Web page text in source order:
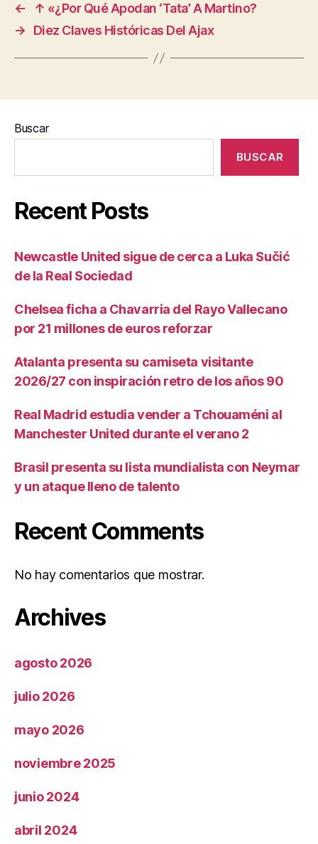
←
↑ «¿Por Qué Apodan ‘Tata’ A Martino?
→
Diez Claves Históricas Del Ajax
Buscar
BUSCAR
Recent Posts
Newcastle United sigue de cerca a Luka Sučić
de la Real Sociedad
Chelsea ficha a Chavarria del Rayo Vallecano
por 21 millones de euros reforzar
Atalanta presenta su camiseta visitante
2026/27 con inspiración retro de los años 90
Real Madrid estudia vender a Tchouaméni al
Manchester United durante el verano 2
Brasil presenta su lista mundialista con Neymar
y un ataque lleno de talento
Recent Comments
No hay comentarios que mostrar.
Archives
agosto 2026
julio 2026
mayo 2026
noviembre 2025
junio 2024
abril 2024